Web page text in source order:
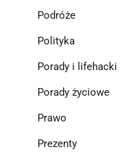
Podróże
Polityka
Porady i lifehacki
Porady życiowe
Prawo
Prezenty